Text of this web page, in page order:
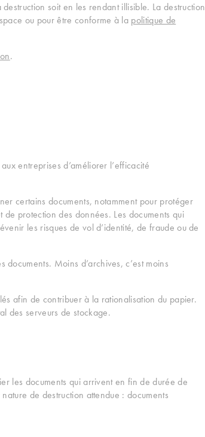
soit en les rendant illisible. La destruction
ou pour être conforme à la politique de
.
entreprises d’améliorer l’efficacité
certains documents, notamment pour protéger
protection des données. Les documents qui
les risques de vol d’identité, de fraude ou de
Moins d’archives, c’est moins
afin de contribuer à la rationalisation du papier.
des serveurs de stockage.
les documents qui arrivent en fin de durée de
de destruction attendue : documents